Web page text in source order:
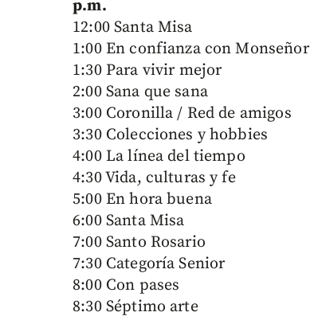
p.m.
12:00 Santa Misa
1:00 En confianza con Monseñor
1:30 Para vivir mejor
2:00 Sana que sana
3:00 Coronilla / Red de amigos
3:30 Colecciones y hobbies
4:00 La línea del tiempo
4:30 Vida, culturas y fe
5:00 En hora buena
6:00 Santa Misa
7:00 Santo Rosario
7:30 Categoría Senior
8:00 Con pases
8:30 Séptimo arte